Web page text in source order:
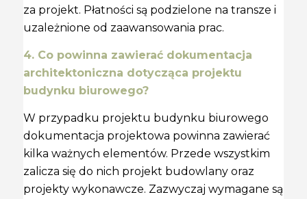
za projekt. Płatności są podzielone na transze i
uzależnione od zaawansowania prac.
4. Co powinna zawierać dokumentacja
architektoniczna dotycząca projektu
budynku biurowego?
W przypadku projektu budynku biurowego
dokumentacja projektowa powinna zawierać
kilka ważnych elementów. Przede wszystkim
zalicza się do nich projekt budowlany oraz
projekty wykonawcze. Zazwyczaj wymagane są